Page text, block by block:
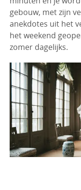
gebouw, met zijn
anekdotes uit het
het weekend
zomer dagelijks.